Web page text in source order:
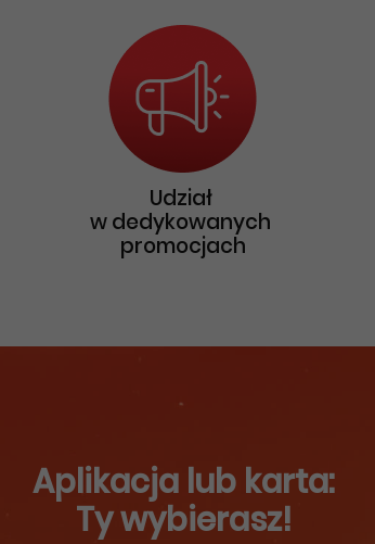
Udział
w dedykowanych
promocjach
Aplikacja lub karta:
Ty wybierasz!